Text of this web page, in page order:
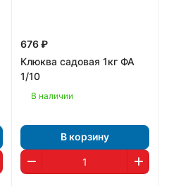
676 ₽
Клюква садовая 1кг ФА
1/10
В наличии
В корзину